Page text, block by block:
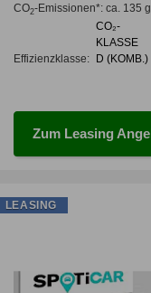
CO2-Emissionen*: ca. 135
Effizienzklasse:
CO₂-
KLASSE
D (KOMB.)
Zum Leasing
LEASING